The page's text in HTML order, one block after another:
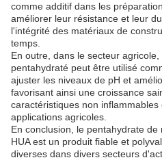
comme additif dans les
améliorer leur résistance et leur
l'intégrité des matériaux de
temps.
En outre, dans le secteur
pentahydraté peut être utilisé
ajuster les niveaux de pH et
favorisant ainsi une croissance
caractéristiques non
applications agricoles.
En conclusion, le pentahydrate
HUA est un produit fiable et
diverses dans divers secteurs